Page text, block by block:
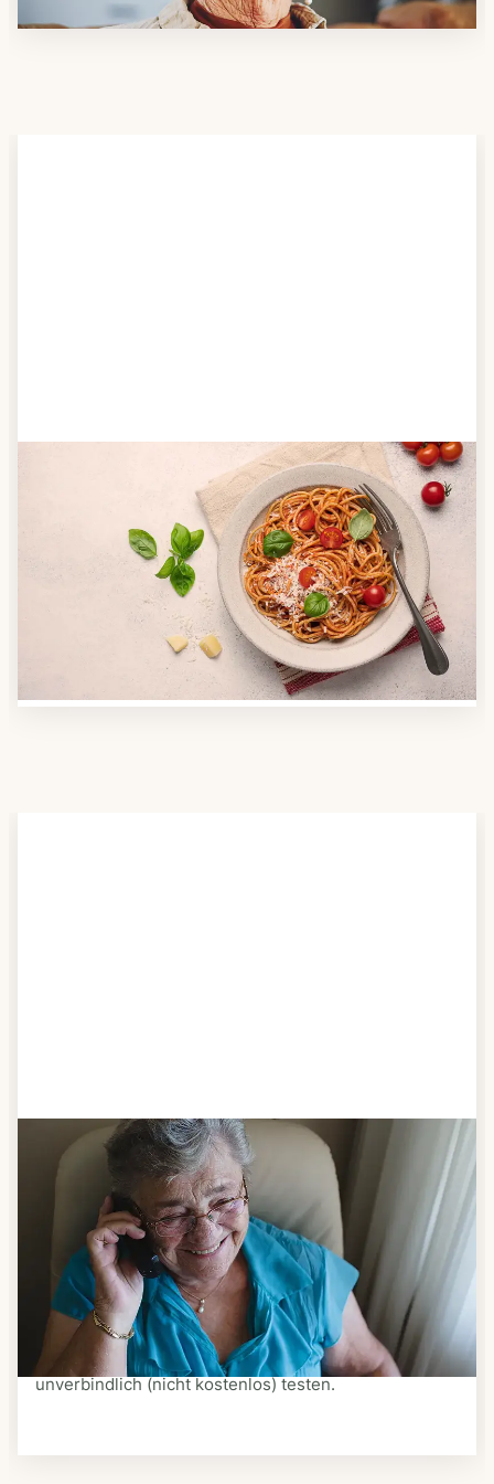
Anbieter finden
Nutzen Sie unsere große Mahlzeiten-Dienst-Suche,
um herauszufinden, welche Anbieter es in Ihrer
Region gibt und welcher am besten zu Ihnen passt.
Verschaffen Sie sich auch einen Überblick über die
Essen auf Rädern-Kosten.
Schritt 3
Bestellen & liefern lassen
Suchen Sie sich aus dem Speiseplan Ihres Anbieters
aus, was Ihnen schmeckt. Bestellen Sie telefonisch,
schriftlich oder im Online-Shop Ihres Anbieters.
Ein Kurier liefert Ihnen das bestellte Essen zum
vereinbarten Zeitpunkt nach Hause. Bei vielen
Anbietern können Sie Essen auf Rädern auch
unverbindlich (nicht kostenlos) testen.